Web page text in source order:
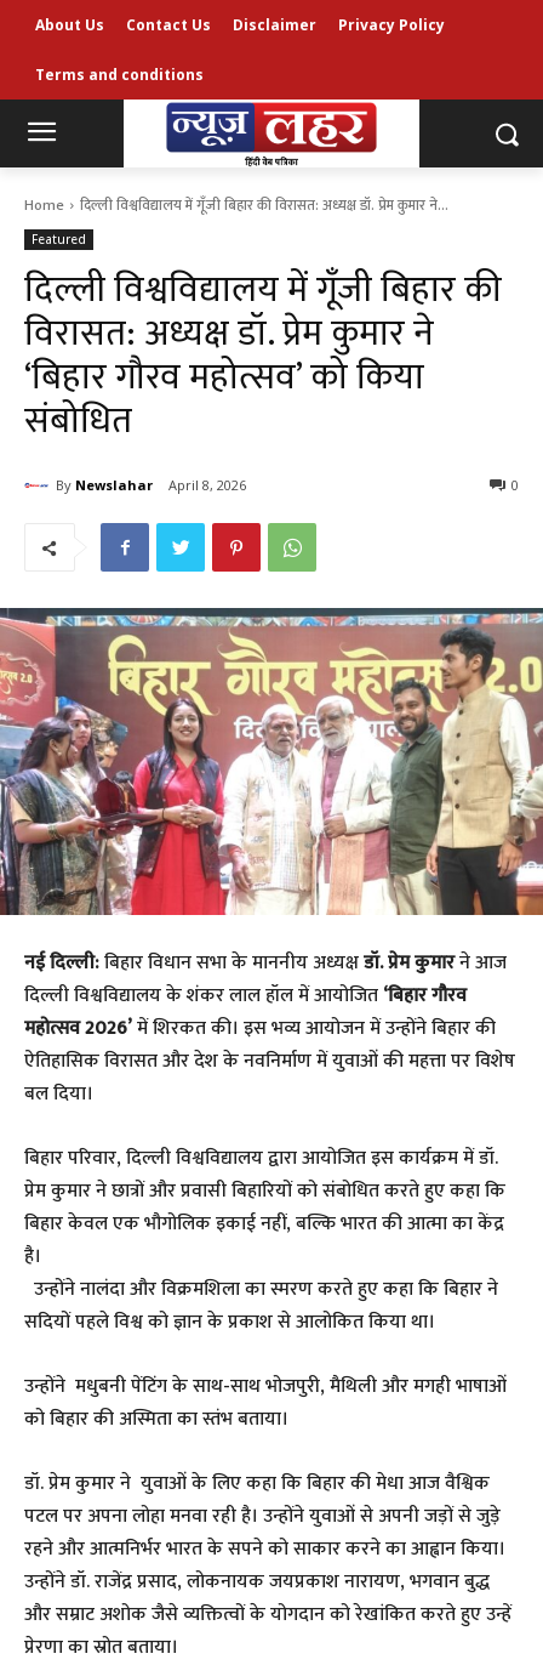
About Us Contact Us Disclaimer Privacy Policy
Terms and conditions
Home दिल्ली विश्वविद्यालय में गूँजी बिहार की विरासत: अध्यक्ष डॉ. प्रेम कुमार ने...
Featured
दिल्ली विश्वविद्यालय में गूँजी बिहार की
विरासत: अध्यक्ष डॉ. प्रेम कुमार ने
‘बिहार गौरव महोत्सव’ को किया
संबोधित
By Newslahar April 8, 2026 0
नई दिल्ली:बिहार विधान सभा के माननीय अध्यक्षडॉ. प्रेम कुमारने आज
दिल्ली विश्वविद्यालय के शंकर लाल हॉल में आयोजित‘बिहार गौरव
महोत्सव 2026’में शिरकत की। इस भव्य आयोजन में उन्होंने बिहार की
ऐतिहासिक विरासत और देश के नवनिर्माण में युवाओं की महत्ता पर विशेष
बल दिया।
​बिहार परिवार, दिल्ली विश्वविद्यालय द्वारा आयोजित इस कार्यक्रम में डॉ.
प्रेम कुमार ने छात्रों और प्रवासी बिहारियों को संबोधित करते हुए कहा कि
बिहार केवल एक भौगोलिक इकाई नहीं, बल्कि भारत की आत्मा का केंद्र
है।
उन्होंने नालंदा और विक्रमशिला का स्मरण करते हुए कहा कि बिहार ने
सदियों पहले विश्व को ज्ञान के प्रकाश से आलोकित किया था।
उन्होंने मधुबनी पेंटिंग के साथ-साथ भोजपुरी, मैथिली और मगही भाषाओं
को बिहार की अस्मिता का स्तंभ बताया।
डॉ. प्रेम कुमार ने युवाओं के लिए कहा कि बिहार की मेधा आज वैश्विक
पटल पर अपना लोहा मनवा रही है। उन्होंने युवाओं से अपनी जड़ों से जुड़े
रहने और आत्मनिर्भर भारत के सपने को साकार करने का आह्वान किया।
उन्होंने डॉ. राजेंद्र प्रसाद, लोकनायक जयप्रकाश नारायण, भगवान बुद्ध
और सम्राट अशोक जैसे व्यक्तित्वों के योगदान को रेखांकित करते हुए उन्हें
प्रेरणा का स्रोत बताया।